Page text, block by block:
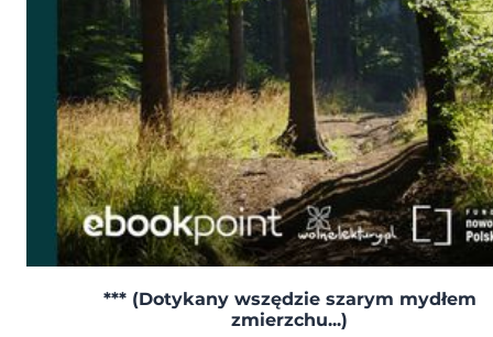
*** (Dotykany wszędzie szarym mydłem
zmierzchu...)